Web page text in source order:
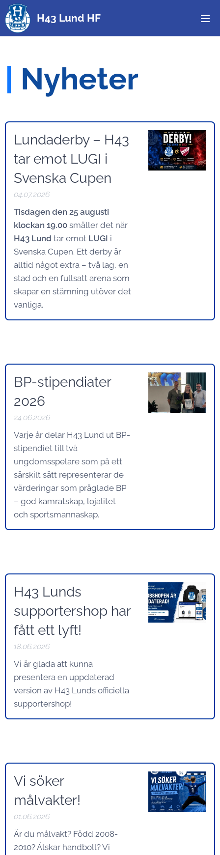
H43 Lund HF
Nyheter
Lundaderby – H43
tar emot LUGI i
Svenska Cupen
04.07.2026
Tisdagen den 25 augusti
klockan 19.00 smäller det när
H43 Lund tar emot LUGI i
Svenska Cupen. Ett derby är
alltid något extra – två lag, en
stad och en fullsatt arena som
skapar en stämning utöver det
vanliga.
BP-stipendiater
2026
24.06.2026
Varje år delar H43 Lund ut BP-
stipendiet till två
ungdomsspelare som på ett
särskilt sätt representerar de
värderingar som präglade BP
– god kamratskap, lojalitet
och sportsmannaskap.
H43 Lunds
supportershop har
fått ett lyft!
18.06.2026
Vi är glada att kunna
presentera en uppdaterad
version av H43 Lunds officiella
supportershop!
Vi söker
målvakter!
01.06.2026
Är du målvakt? Född 2008-
2010? Älskar handboll? Vi